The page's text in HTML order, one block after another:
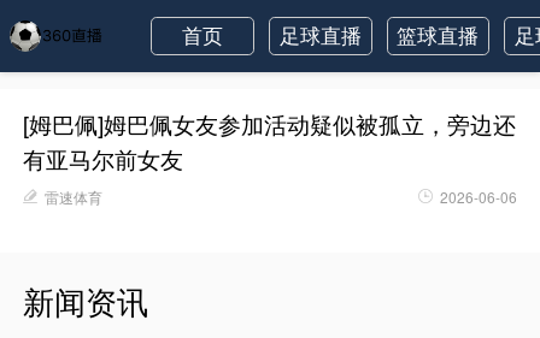
首页 足球直播 篮球直播
[姆巴佩]姆巴佩女友参加活动疑似被孤立，旁边还
有亚马尔前女友
雷速体育 2026-06-06
新闻资讯